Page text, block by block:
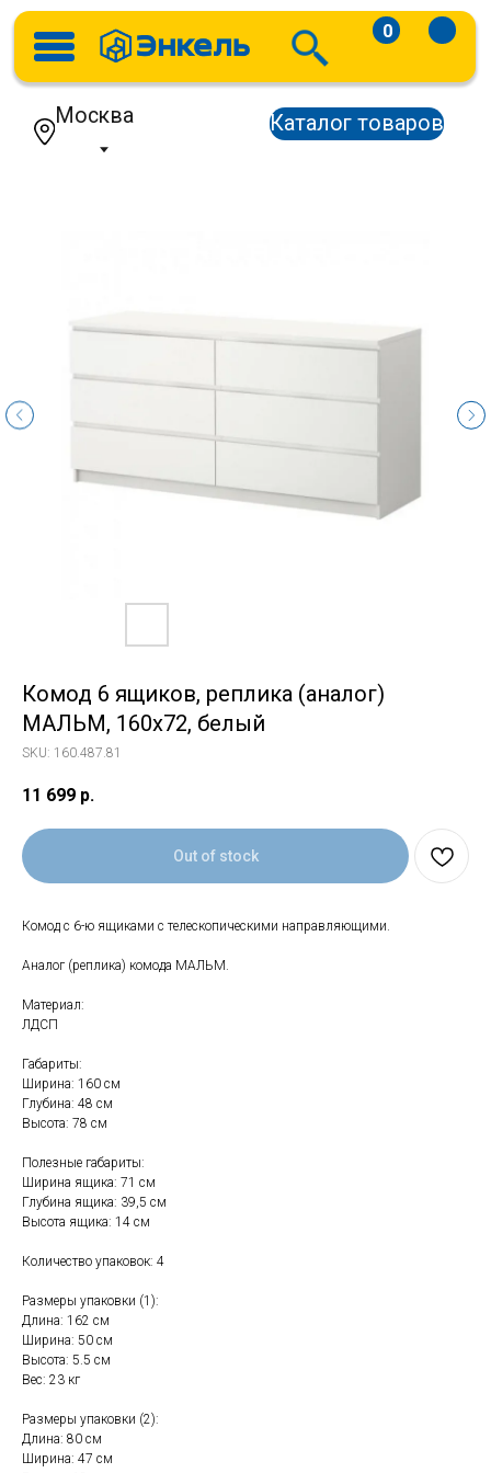
Каталог товаров
Москва
Комод 6 ящиков, реплика (аналог)
МАЛЬМ, 160х72, белый
SKU: 160.487.81
11 699 р.
Out of stock
Комод с 6-ю ящиками с телескопическими направляющими.
Аналог (реплика) комода МАЛЬМ.
Материал:
ЛДСП
Габариты:
Ширина: 160 см
Глубина: 48 см
Высота: 78 см
Полезные габариты:
Ширина ящика: 71 см
Глубина ящика: 39,5 см
Высота ящика: 14 см
Количество упаковок: 4
Размеры упаковки (1):
Длина: 162 см
Ширина: 50 см
Высота: 5.5 см
Вес: 23 кг
Размеры упаковки (2):
Длина: 80 см
Ширина: 47 см
+7 (903) 969-57-59
Контакты
Свяжитесь с нами